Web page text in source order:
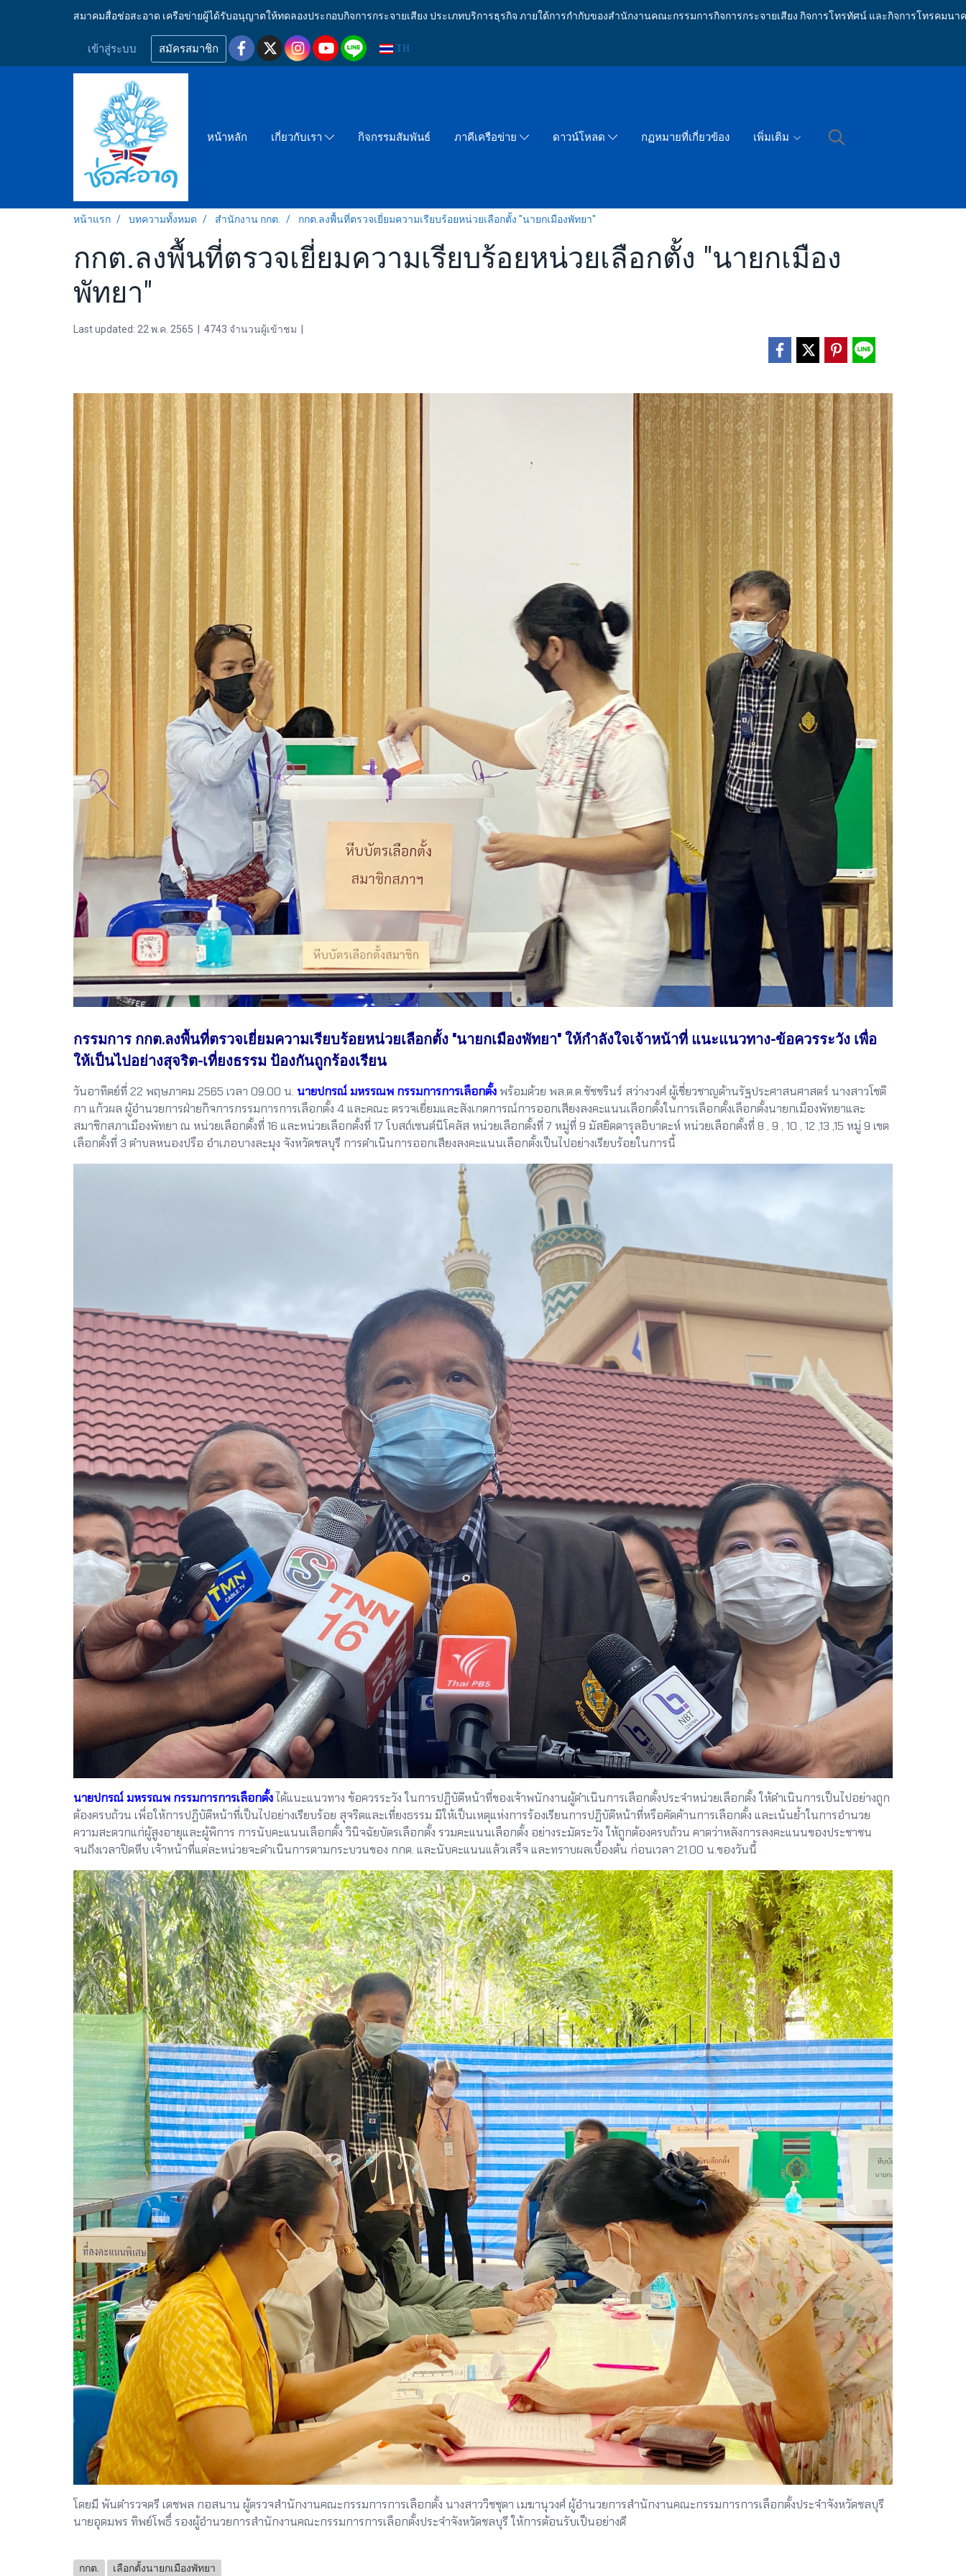
สมาคมสื่อช่อสะอาด เครือข่ายผู้ได้รับอนุญาตให้ทดลองประกอบกิจการกระจายเสียง ประเภทบริการธุรกิจ ภายใต้การกำกับของสำนักงานคณะกรรมการกิจการกระจายเสียง กิจการโทรทัศน์ และกิจการโทรคมนา
เข้าสู่ระบบ สมัครสมาชิก TH
หน้าหลัก เกี่ยวกับเรา กิจกรรมสัมพันธ์ ภาคีเครือข่าย ดาวน์โหลด กฏหมายที่เกี่ยวข้อง เพิ่มเติม
หน้าแรก บทความทั้งหมด สำนักงาน กกต. กกต.ลงพื้นที่ตรวจเยี่ยมความเรียบร้อยหน่วยเลือกตั้ง "นายกเมืองพัทยา"
กกต.ลงพื้นที่ตรวจเยี่ยมความเรียบร้อยหน่วยเลือกตั้ง "นายกเมือง
พัทยา"
Last updated: 22 พ.ค. 2565 4743 จำนวนผู้เข้าชม
กรรมการ กกต.ลงพื้นที่ตรวจเยี่ยมความเรียบร้อยหน่วยเลือกตั้ง "นายกเมืองพัทยา" ให้กำลังใจเจ้าหน้าที่ แนะแนวทาง-ข้อควรระวัง เพื่อ
ให้เป็นไปอย่างสุจริต-เที่ยงธรรม ป้องกันถูกร้องเรียน
วันอาทิตย์ที่ 22 พฤษภาคม 2565 เวลา 09.00 น. นายปกรณ์ มหรรณพ กรรมการการเลือกตั้งพร้อมด้วย พล.ต.ต.ชัชชรินร์ สว่างวงศ์ ผู้เชี่ยวชาญด้านรัฐประศาสนศาสตร์ นางสาวโชติ
กา แก้วผล ผู้อำนวยการฝ่ายกิจการกรรมการการเลือกตั้ง 4 และคณะ ตรวจเยี่ยมและสังเกตการณ์การออกเสียงลงคะแนนเลือกตั้งในการเลือกตั้งเลือกตั้งนายกเมืองพัทยาและ
สมาชิกสภาเมืองพัทยา ณ หน่วยเลือกตั้งที่ 16 และหน่วยเลือกตั้งที่ 17 โบสถ์เซนต์นิโคลัส หน่วยเลือกตั้งที่ 7 หมู่ที่ 9 มัสยิดดารุลอิบาดะห์ หน่วยเลือกตั้งที่ 8 , 9 , 10 , 12 ,13 ,15 หมู่ 9 เขต
เลือกตั้งที่ 3 ตำบลหนองปรือ อำเภอบางละมุง จังหวัดชลบุรี การดำเนินการออกเสียงลงคะแนนเลือกตั้งเป็นไปอย่างเรียบร้อยในการนี้
นายปกรณ์ มหรรณพ กรรมการการเลือกตั้ง ได้แนะแนวทาง ข้อควรระวัง ในการปฏิบัติหน้าที่ของเจ้าพนักงานผู้ดำเนินการเลือกตั้งประจำหน่วยเลือกตั้ง ให้ดำเนินการเป็นไปอย่างถูก
ต้องครบถ้วน เพื่อให้การปฏิบัติหน้าที่เป็นไปอย่างเรียบร้อย สุจริตและเที่ยงธรรม มิให้เป็นเหตุแห่งการร้องเรียนการปฏิบัติหน้าที่หรือคัดค้านการเลือกตั้ง และเน้นย้ำในการอำนวย
ความสะดวกแก่ผู้สูงอายุและผู้พิการ การนับคะแนนเลือกตั้ง วินิจฉัยบัตรเลือกตั้ง รวมคะแนนเลือกตั้ง อย่างระมัดระวัง ให้ถูกต้องครบถ้วน คาดว่าหลังการลงคะแนนของประชาชน
จนถึงเวลาปิดหีบ เจ้าหน้าที่แต่ละหน่วยจะดำเนินการตามกระบวนของ กกต. และนับคะแนนแล้วเสร็จ และทราบผลเบื้องต้น ก่อนเวลา 21.00 น.ของวันนี้
โดยมี พันตำรวจตรี เดชพล กอสนาน ผู้ตรวจสำนักงานคณะกรรมการการเลือกตั้ง นางสาววิชชุดา เมฆานุวงศ์ ผู้อำนวยการสำนักงานคณะกรรมการการเลือกตั้งประจำจังหวัดชลบุรี
นายอุดมพร ทิพย์โพธิ์ รองผู้อำนวยการสำนักงานคณะกรรมการการเลือกตั้งประจำจังหวัดชลบุรี ให้การต้อนรับเป็นอย่างดี
กกต. เลือกตั้งนายกเมืองพัทยา